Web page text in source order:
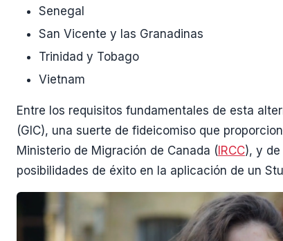
Senegal
San Vicente y las Granadinas
Trinidad y Tobago
Vietnam
Entre los requisitos fundamentales de esta
(GIC), una suerte de fideicomiso que
Ministerio de Migración de Canada ( IRCC), y
posibilidades de éxito en la aplicación de un